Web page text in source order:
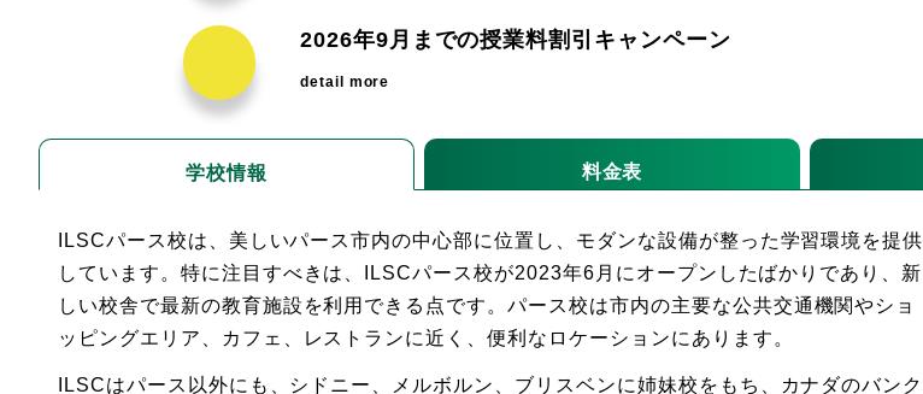
2026年9月までの授業料割引キャンペーン
detail more
学校情報 料金表
ILSCパース校は、美しいパース市内の中心部に位置し、モダンな設備が整った学習環境を提供
しています。特に注目すべきは、ILSCパース校が2023年6月にオープンしたばかりであり、新
しい校舎で最新の教育施設を利用できる点です。パース校は市内の主要な公共交通機関やショ
ッピングエリア、カフェ、レストランに近く、便利なロケーションにあります。
ILSCはパース以外にも、シドニー、メルボルン、ブリスベンに姉妹校をもち、カナダのバンク